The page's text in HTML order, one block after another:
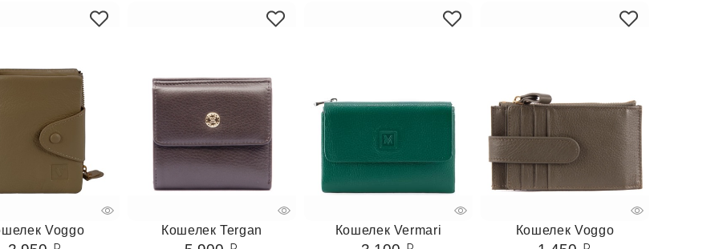
Voggo Кошелек Tergan Кошелек Vermari Кошелек Voggo